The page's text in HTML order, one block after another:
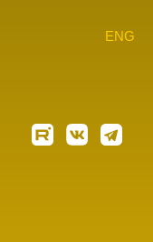
ENG